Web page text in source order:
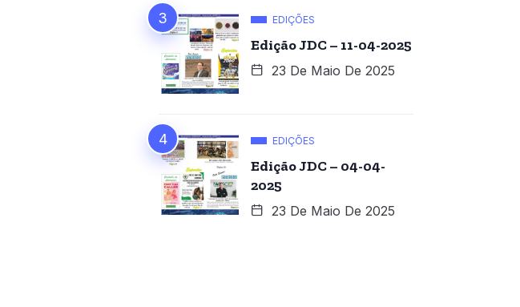
EDIÇÕES
Edição JDC – 11-04-2025
23 De Maio De 2025
EDIÇÕES
Edição JDC – 04-04-
2025
23 De Maio De 2025